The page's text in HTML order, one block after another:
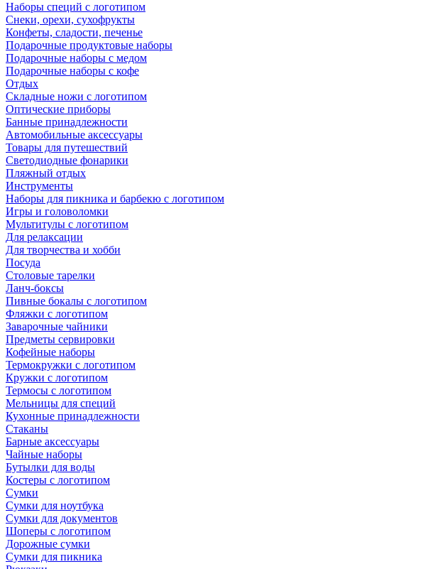
Наборы специй с логотипом
Снеки, орехи, сухофрукты
Конфеты, сладости, печенье
Подарочные продуктовые наборы
Подарочные наборы с медом
Подарочные наборы с кофе
Отдых
Складные ножи с логотипом
Оптические приборы
Банные принадлежности
Автомобильные аксессуары
Товары для путешествий
Светодиодные фонарики
Пляжный отдых
Инструменты
Наборы для пикника и барбекю с логотипом
Игры и головоломки
Мультитулы с логотипом
Для релаксации
Для творчества и хобби
Посуда
Столовые тарелки
Ланч-боксы
Пивные бокалы с логотипом
Фляжки с логотипом
Заварочные чайники
Предметы сервировки
Кофейные наборы
Термокружки с логотипом
Кружки с логотипом
Термосы с логотипом
Мельницы для специй
Кухонные принадлежности
Стаканы
Барные аксессуары
Чайные наборы
Бутылки для воды
Костеры с логотипом
Сумки
Сумки для ноутбука
Сумки для документов
Шоперы с логотипом
Дорожные сумки
Сумки для пикника